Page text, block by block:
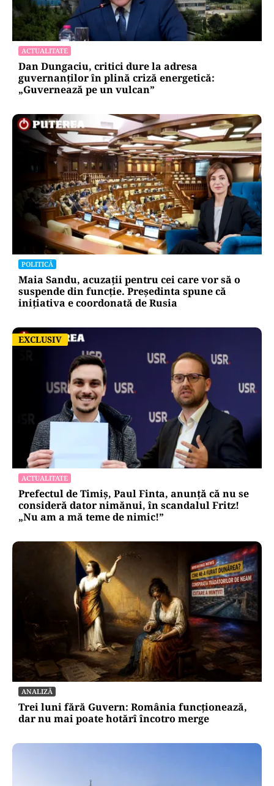
ACTUALITATE
Dan Dungaciu, critici dure la adresa
guvernanților în plină criză energetică:
„Guvernează pe un vulcan”
POLITICĂ
Maia Sandu, acuzații pentru cei care vor să o
suspende din funcție. Președinta spune că
inițiativa e coordonată de Rusia
EXCLUSIV
EXCLUSIV
ACTUALITATE
Prefectul de Timiș, Paul Finta, anunță că nu se
consideră dator nimănui, în scandalul Fritz!
„Nu am a mă teme de nimic!”
ANALIZĂ
Trei luni fără Guvern: România funcționează,
dar nu mai poate hotărî încotro merge